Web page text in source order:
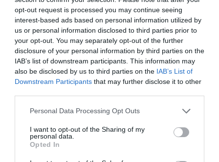
opt-out request is processed you may continue seeing
interest-based ads based on personal information utilized by
us or personal information disclosed to third parties prior to
your opt-out. You may separately opt-out of the further
disclosure of your personal information by third parties on the
IAB’s list of downstream participants. This information may
also be disclosed by us to third parties on the IAB’s List of
Downstream Participants that may further disclose it to other
Please note that this website/app uses one or more Google
not limited to your visit or usage behaviour. You may click to
grant or deny consent to Google and its third-party tags to
use your data for below specified purposes in below Google
consent section.
Personal Data Processing Opt Outs
I want to opt-out of the Sharing of my
personal data.
Opted In
számai nem összevethetőek.
Érdekesség, hogy a nagyobb települések közül
a lakosságarányos bejelentések alapján a
patkányoknál és az egereknél is Sárbogárd,
Gyomaendrőd és Kisújszállás végzett az első
három helyen, csak más sorrendben.Szűkebb
hazánkból Hatvan került be azon húsz
település közé, ahol a legmagyasabb a
patkányészleélsek száma